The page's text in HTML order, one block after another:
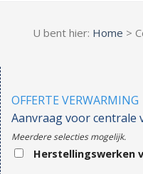
U bent hier: Home >
OFFERTE VERWARMING
Aanvraag voor centrale
Meerdere selecties mogelijk.
Herstellingswerken